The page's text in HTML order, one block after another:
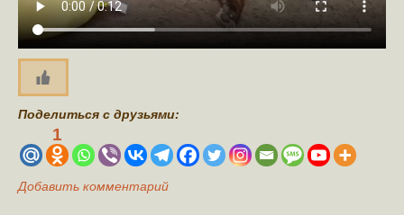
Поделиться с друзьями:
1
Добавить комментарий